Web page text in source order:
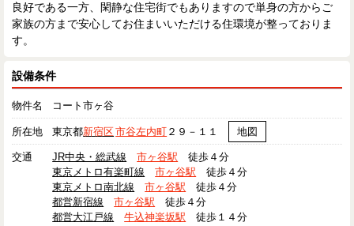
良好である一方、閑静な住宅街でもありますので単身の方からご
家族の方まで安心してお住まいいただける住環境が整っておりま
す。
設備条件
物件名 コート市ヶ谷
所在地 東京都新宿区市谷左内町 ２９－１１ 地図
交通 JR中央・総武線 市ヶ谷駅 徒歩４分
東京メトロ有楽町線
市ヶ谷駅 徒歩４分
東京メトロ南北線
市ヶ谷駅 徒歩４分
都営新宿線
市ヶ谷駅 徒歩４分
都営大江戸線
牛込神楽坂駅 徒歩１４分